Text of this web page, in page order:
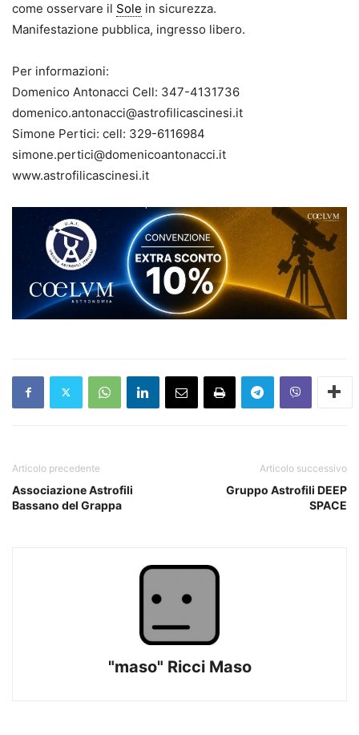
come osservare il Sole in sicurezza.
Manifestazione pubblica, ingresso libero.
Per informazioni:
Domenico Antonacci Cell: 347-4131736
domenico.antonacci@astrofilicascinesi.it
Simone Pertici: cell: 329-6116984
simone.pertici@domenicoantonacci.it
www.astrofilicascinesi.it
Articolo precedente
Associazione Astrofili
Bassano del Grappa
Articolo successivo
Gruppo Astrofili DEEP
SPACE
"maso" Ricci Maso